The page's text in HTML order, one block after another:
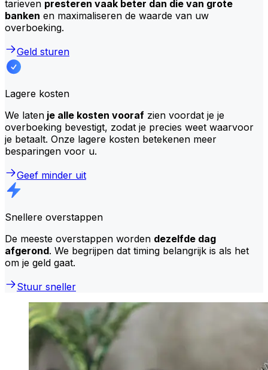
tarieven presteren vaak beter dan die van grote
banken en maximaliseren de waarde van uw
overboeking.
Geld sturen
Lagere kosten
We laten je alle kosten vooraf zien voordat je je
overboeking bevestigt, zodat je precies weet waarvoor
je betaalt. Onze lagere kosten betekenen meer
besparingen voor u.
Geef minder uit
Snellere overstappen
De meeste overstappen worden dezelfde dag
afgerond. We begrijpen dat timing belangrijk is als het
om je geld gaat.
Stuur sneller